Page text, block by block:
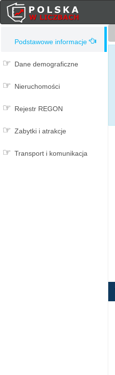
Podstawowe informacje
Dane demograficzne
Nieruchomości
Rejestr REGON
Zabytki i atrakcje
Transport i komunikacja